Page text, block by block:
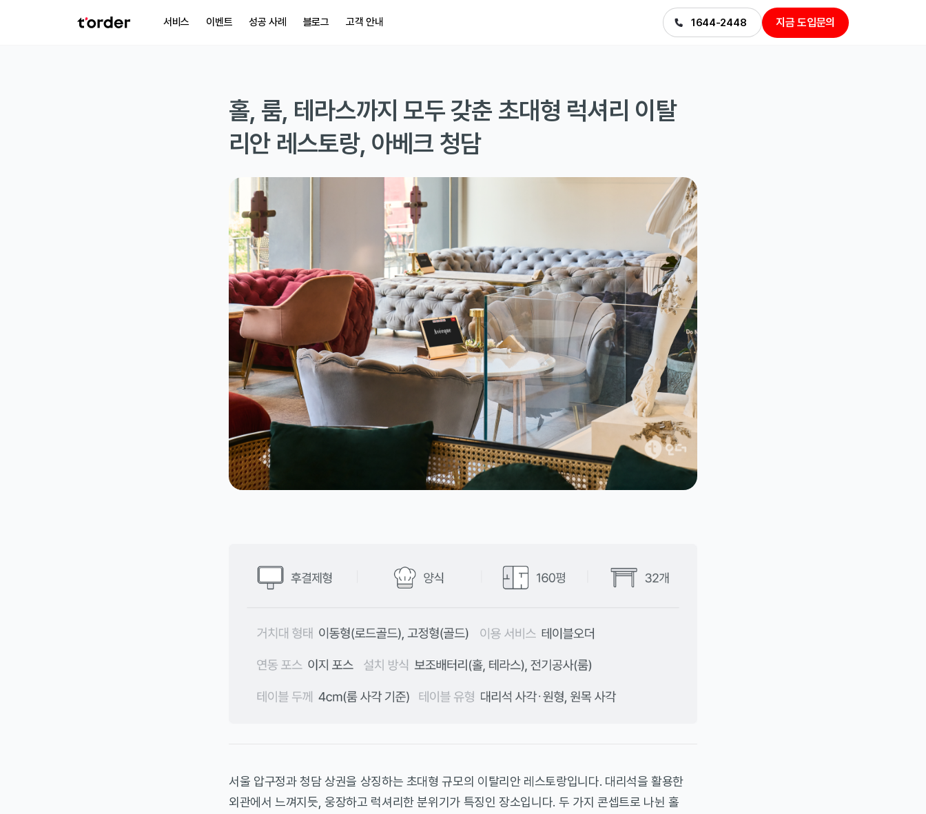
서비스 이벤트 성공 사례 블로그 고객 안내 1644-2448 지금 도입문의
홀, 룸, 테라스까지 모두 갖춘 초대형 럭셔리 이탈
리안 레스토랑, 아베크 청담
서울 압구정과 청담 상권을 상징하는 초대형 규모의 이탈리안 레스토랑입니다. 대리석을 활용한
외관에서 느껴지듯, 웅장하고 럭셔리한 분위기가 특징인 장소입니다. 두 가지 콘셉트로 나뉜 홀